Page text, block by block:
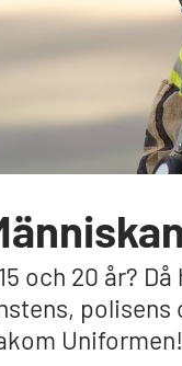
och 20 år?
polisens
Uniformen!